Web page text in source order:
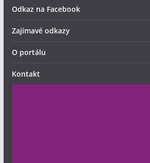
Odkaz na Facebook
Zajímavé odkazy
O portálu
Kontakt